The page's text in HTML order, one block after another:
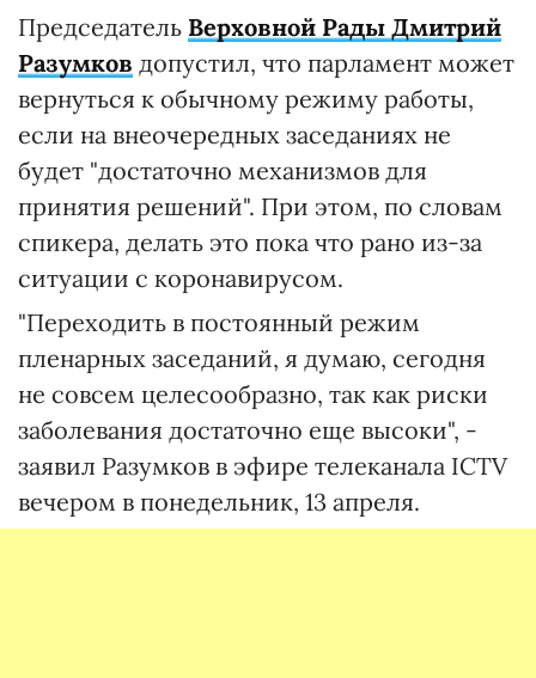
Председатель Верховной Рады Дмитрий
Разумков допустил, что парламент может
вернуться к обычному режиму работы,
если на внеочередных заседаниях не
будет "достаточно механизмов для
принятия решений". При этом, по словам
спикера, делать это пока что рано из-за
ситуации с коронавирусом.
"Переходить в постоянный режим
пленарных заседаний, я думаю, сегодня
не совсем целесообразно, так как риски
заболевания достаточно еще высоки", -
заявил Разумков в эфире телеканала ICTV
вечером в понедельник, 13 апреля.